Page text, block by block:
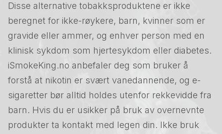
Disse alternative tobakksproduktene er ikke
beregnet for ikke-røykere, barn, kvinner som er
gravide eller ammer, og enhver person med en
klinisk sykdom som hjertesykdom eller diabetes.
iSmokeKing.no anbefaler deg som bruker å
forstå at nikotin er svært vanedannende, og e-
sigaretter bør alltid holdes utenfor rekkevidde fra
barn. Hvis du er usikker på bruk av overnevnte
produkter ta kontakt med legen din. Ikke bruk